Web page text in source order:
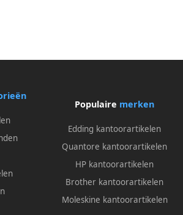
Populaire merken
Edding kantoorartikelen
Quantore kantoorartikelen
HP kantoorartikelen
Brother kantoorartikelen
Moleskine kantoorartikelen